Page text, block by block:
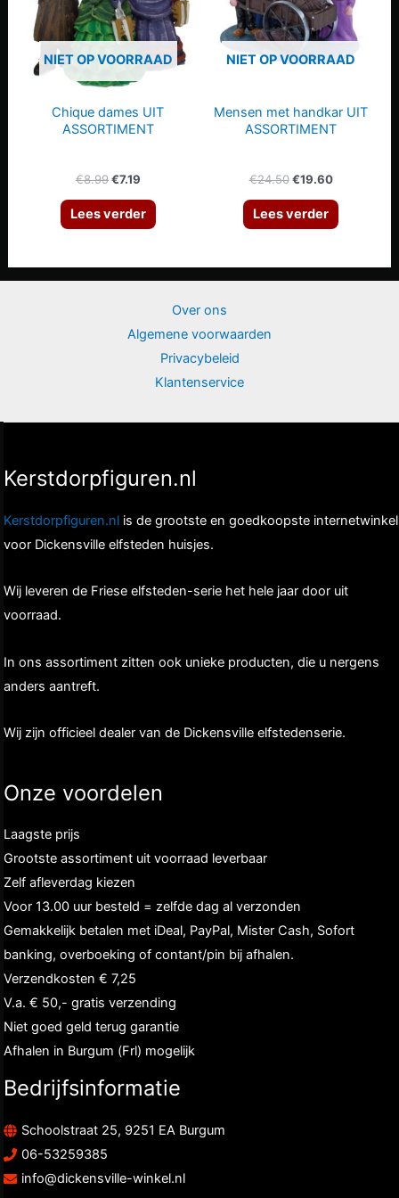
kan
gekozen
worden
NIET OP VOORRAAD
Chique dames UIT
ASSORTIMENT
€8.99Oorspronkelijke
was:
€8.99.
€7.19Huidige
is:
€7.19.
Lees verder
NIET OP VOORRAAD
Mensen met handkar UIT
ASSORTIMENT
€24.50 Oorspronkelijke
was:
€24.50.
€19.60Huidige
is:
€19.60.
Lees verder
Over ons
Algemene voorwaarden
Privacybeleid
Klantenservice
Kerstdorpfiguren.nl
Kerstdorpfiguren.nl is de grootste en goedkoopste internetwinkel
voor Dickensville elfsteden huisjes.
Wij leveren de Friese elfsteden-serie het hele jaar door uit
voorraad.
In ons assortiment zitten ook unieke producten, die u nergens
anders aantreft.
Wij zijn officieel dealer van de Dickensville elfstedenserie.
Onze voordelen
Laagste prijs
Grootste assortiment uit voorraad leverbaar
Zelf afleverdag kiezen
Voor 13.00 uur besteld = zelfde dag al verzonden
Gemakkelijk betalen met iDeal, PayPal, Mister Cash, Sofort
banking, overboeking of contant/pin bij afhalen.
Verzendkosten € 7,25
V.a. € 50,- gratis verzending
Niet goed geld terug garantie
Afhalen in Burgum (Frl) mogelijk
Bedrijfsinformatie
Schoolstraat 25, 9251 EA Burgum
06-53259385
info@dickensville-winkel.nl